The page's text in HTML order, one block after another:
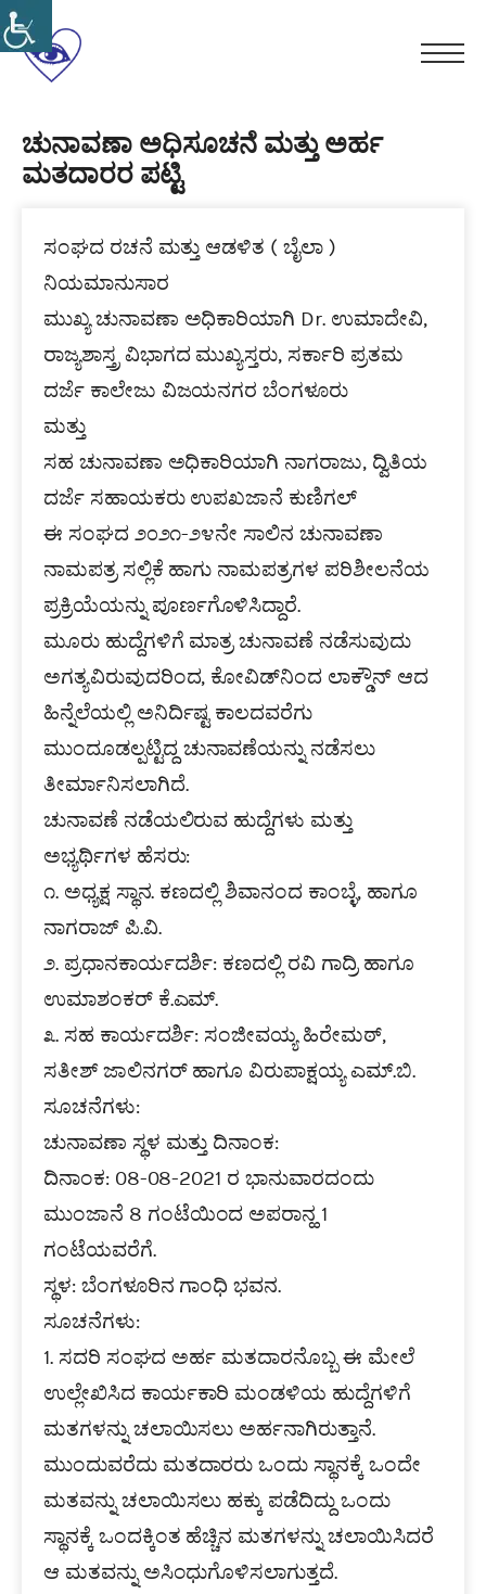
Skip
to
content
ಕರ್ನಾಟಕ
ರಾಜ್ಯ
ಅಂಧ
ನೌಕರರ
ಸಮಾನತೆ
ಸ್ವಗೌರವ
ಚುನಾವಣಾ ಅಧಿಸೂಚನೆ ಮತ್ತು ಅರ್ಹ
ಮತದಾರರ ಪಟ್ಟಿ
ಸಂಘದ ರಚನೆ ಮತ್ತು ಆಡಳಿತ ( ಬೈಲಾ )
ನಿಯಮಾನುಸಾರ
ಮುಖ್ಯ ಚುನಾವಣಾ ಅಧಿಕಾರಿಯಾಗಿ Dr. ಉಮಾದೇವಿ,
ರಾಜ್ಯಶಾಸ್ತ್ರ ವಿಭಾಗದ ಮುಖ್ಯಸ್ತರು, ಸರ್ಕಾರಿ ಪ್ರತಮ
ದರ್ಜೆ ಕಾಲೇಜು ವಿಜಯನಗರ ಬೆಂಗಳೂರು
ಮತ್ತು
ಸಹ ಚುನಾವಣಾ ಅಧಿಕಾರಿಯಾಗಿ ನಾಗರಾಜು, ದ್ವಿತಿಯ
ದರ್ಜೆ ಸಹಾಯಕರು ಉಪಖಜಾನೆ ಕುಣಿಗಲ್‌
ಈ ಸಂಘದ ೨೦೨೧-೨೪ನೇ ಸಾಲಿನ ಚುನಾವಣಾ
ನಾಮಪತ್ರ ಸಲ್ಲಿಕೆ ಹಾಗು ನಾಮಪತ್ರಗಳ ಪರಿಶೀಲನೆಯ
ಪ್ರಕ್ರಿಯೆಯನ್ನು ಪೂರ್ಣಗೊಳಿಸಿದ್ದಾರೆ.
ಮೂರು ಹುದ್ದೆಗಳಿಗೆ ಮಾತ್ರ ಚುನಾವಣೆ ನಡೆಸುವುದು
ಅಗತ್ಯವಿರುವುದರಿಂದ, ಕೋವಿಡ್‌ನಿಂದ ಲಾಕ್ಡೌನ್‌ ಆದ
ಹಿನ್ನೆಲೆಯಲ್ಲಿ ಅನಿರ್ದಿಷ್ಟ ಕಾಲದವರೆಗು
ಮುಂದೂಡಲ್ಪಟ್ಟಿದ್ದ ಚುನಾವಣೆಯನ್ನು ನಡೆಸಲು
ತೀರ್ಮಾನಿಸಲಾಗಿದೆ.
ಚುನಾವಣೆ ನಡೆಯಲಿರುವ ಹುದ್ದೆಗಳು ಮತ್ತು
ಅಭ್ಯರ್ಥಿಗಳ ಹೆಸರು:
೧. ಅಧ್ಯಕ್ಷ ಸ್ಥಾನ. ಕಣದಲ್ಲಿ ಶಿವಾನಂದ ಕಾಂಬ್ಳೆ, ಹಾಗೂ
ನಾಗರಾಜ್‌ ಪಿ.ವಿ.
೨. ಪ್ರಧಾನಕಾರ್ಯದರ್ಶಿ: ಕಣದಲ್ಲಿ ರವಿ ಗಾದ್ರಿ ಹಾಗೂ
ಉಮಾಶಂಕರ್‌ ಕೆ.ಎಮ್‌.
೩. ಸಹ ಕಾರ್ಯದರ್ಶಿ: ಸಂಜೀವಯ್ಯ ಹಿರೇಮಠ್‌,
ಸತೀಶ್‌ ಜಾಲಿನಗರ್‌ ಹಾಗೂ ವಿರುಪಾಕ್ಷಯ್ಯ ಎಮ್‌.ಬಿ.
ಸೂಚನೆಗಳು:
ಚುನಾವಣಾ ಸ್ಥಳ ಮತ್ತು ದಿನಾಂಕ:
ದಿನಾಂಕ: 08-08-2021 ರ ಭಾನುವಾರದಂದು
ಮುಂಜಾನೆ 8 ಗಂಟೆಯಿಂದ ಅಪರಾನ್ಹ 1
ಗಂಟೆಯವರೆಗೆ.
ಸ್ಥಳ: ಬೆಂಗಳೂರಿನ ಗಾಂಧಿ ಭವನ.
ಸೂಚನೆಗಳು:
1. ಸದರಿ ಸಂಘದ ಅರ್ಹ ಮತದಾರನೊಬ್ಬ ಈ ಮೇಲೆ
ಉಲ್ಲೇಖಿಸಿದ ಕಾರ್ಯಕಾರಿ ಮಂಡಳಿಯ ಹುದ್ದೆಗಳಿಗೆ
ಮತಗಳನ್ನು ಚಲಾಯಿಸಲು ಅರ್ಹನಾಗಿರುತ್ತಾನೆ.
ಮುಂದುವರೆದು ಮತದಾರರು ಒಂದು ಸ್ಥಾನಕ್ಕೆ ಒಂದೇ
ಮತವನ್ನು ಚಲಾಯಿಸಲು ಹಕ್ಕು ಪಡೆದಿದ್ದು ಒಂದು
ಸ್ಥಾನಕ್ಕೆ ಒಂದಕ್ಕಿಂತ ಹೆಚ್ಚಿನ ಮತಗಳನ್ನು ಚಲಾಯಿಸಿದರೆ
ಆ ಮತವನ್ನು ಅಸಿಂಧುಗೊಳಿಸಲಾಗುತ್ತದೆ.